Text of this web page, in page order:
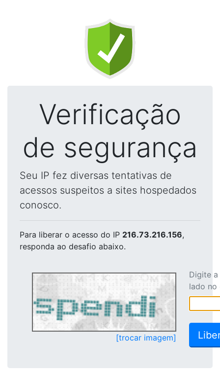
Verificação
de segurança
Seu IP fez diversas tentativas de
acessos suspeitos a sites hospedados
conosco.
Para liberar o acesso do IP 216.73.216.156,
responda ao desafio abaixo.
[trocar imagem]
Digite
lado no